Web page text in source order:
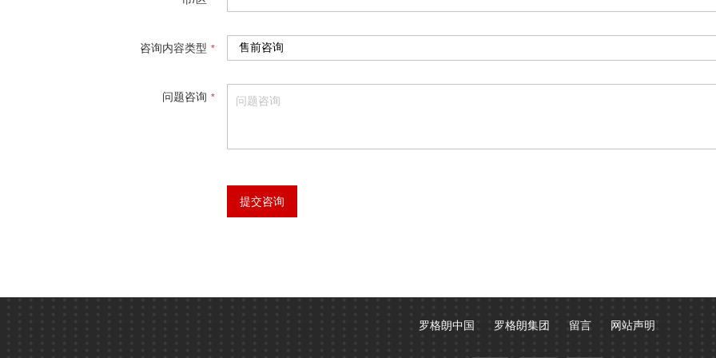
咨询内容类型
问题咨询
提交咨询
罗格朗中国 罗格朗集团 留言 网站声明